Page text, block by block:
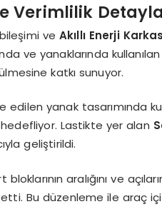
Verimlilik
ve Akıllı Enerji
ve yanaklarında
katkı sunuyor.
yanak tasarımında
Lastikte yer alan
geliştirildi.
aralığını ve
Bu düzenleme ile araç